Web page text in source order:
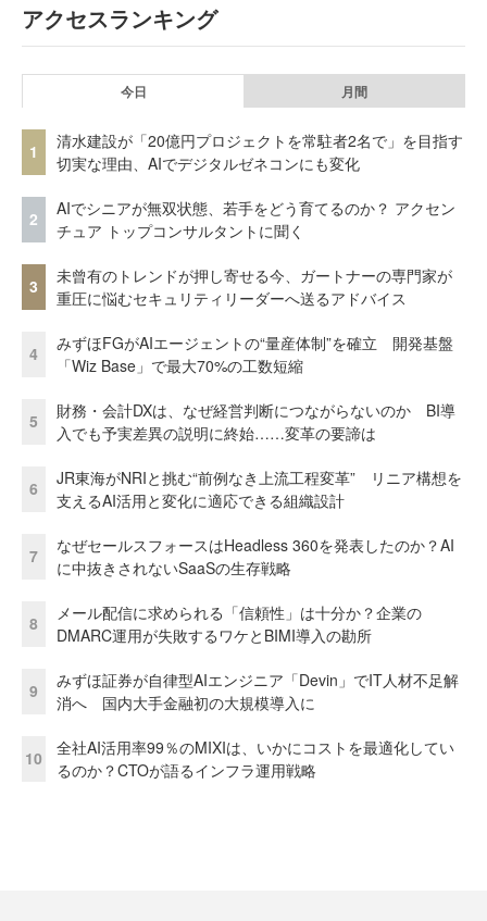
アクセスランキング
今日 月間
1
清水建設が「20億円プロジェクトを常駐者2名で」を目指す
切実な理由、AIでデジタルゼネコンにも変化
2
AIでシニアが無双状態、若手をどう育てるのか？ アクセン
チュア トップコンサルタントに聞く
3
未曾有のトレンドが押し寄せる今、ガートナーの専門家が
重圧に悩むセキュリティリーダーへ送るアドバイス
4
みずほFGがAIエージェントの“量産体制”を確立 開発基盤
「Wiz Base」で最大70%の工数短縮
5
財務・会計DXは、なぜ経営判断につながらないのか BI導
入でも予実差異の説明に終始……変革の要諦は
6
JR東海がNRIと挑む“前例なき上流工程変革” リニア構想を
支えるAI活用と変化に適応できる組織設計
7
なぜセールスフォースはHeadless 360を発表したのか？AI
に中抜きされないSaaSの生存戦略
8
メール配信に求められる「信頼性」は十分か？企業の
DMARC運用が失敗するワケとBIMI導入の勘所
9
みずほ証券が自律型AIエンジニア「Devin」でIT人材不足解
消へ 国内大手金融初の大規模導入に
10
全社AI活用率99％のMIXIは、いかにコストを最適化してい
るのか？CTOが語るインフラ運用戦略